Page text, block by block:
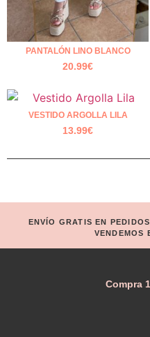
PANTALÓN LINO BLANCO
20.99€
VESTIDO ARGOLLA LILA
13.99€
ENVÍO GRATIS EN
VENDEMOS
Compra